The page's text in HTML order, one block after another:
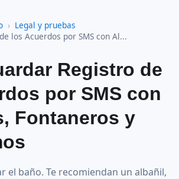
Legal y pruebas
los Acuerdos por SMS con Al...
Registro de
por SMS con
Fontaneros y
el baño. Te recomiendan un albañil,